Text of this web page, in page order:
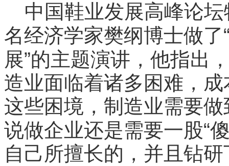
中国鞋业发展高峰论坛
名经济学家樊纲博士做了
展”的主题演讲，他指出
造业面临着诸多困难，
这些困境，制造业需要
说做企业还是需要一股“
自己所擅长的，并且钻